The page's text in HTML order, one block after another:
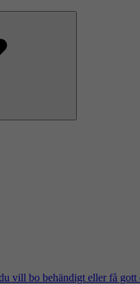
vill bo behändigt eller få